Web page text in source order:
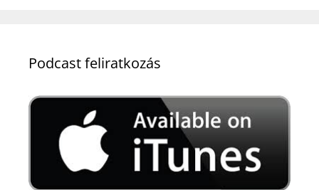
Podcast feliratkozás